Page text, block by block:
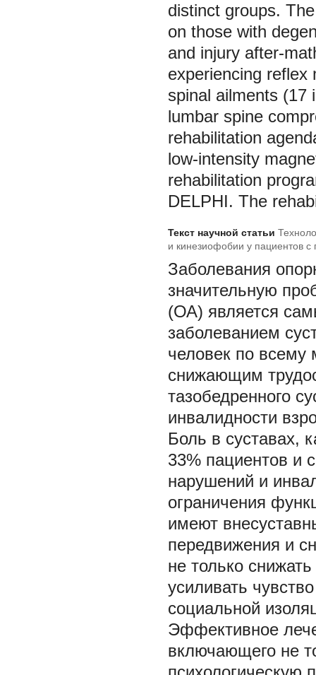
distinct groups.
on those with
and injury after-
experiencing reflex
spinal ailments (17
lumbar spine
rehabilitation
low-intensity
rehabilitation
DELPHI. The
Текст научной статьи
и кинезиофобии у пациентов с
Заболевания
значительную
(ОА) является
заболеванием
человек по
снижающим
тазобедренного
инвалидности
Боль в суставах,
33% пациентов и
нарушений и
ограничения
имеют
передвижения и
не только
усиливать
социальной
Эффективное
включающего не